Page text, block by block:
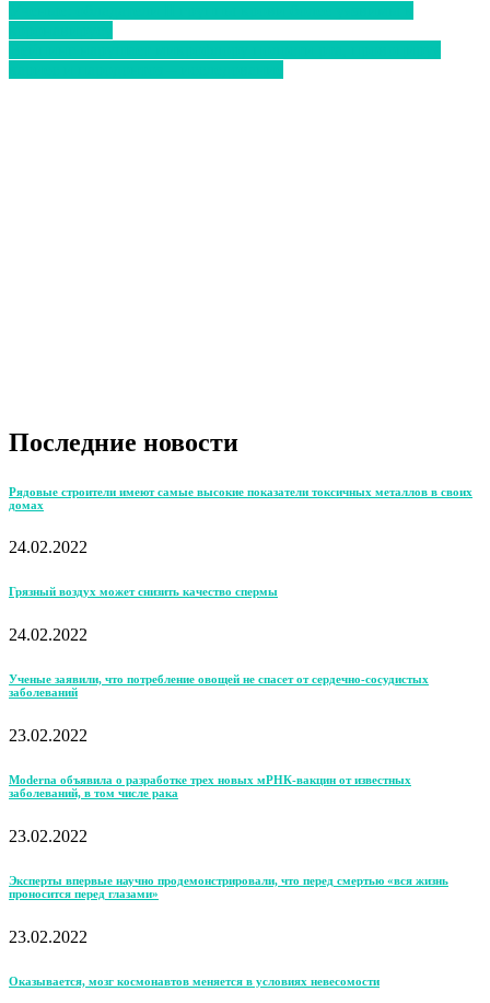
Последние новости
Рядовые строители имеют самые высокие показатели токсичных металлов в своих
домах
24.02.2022
Грязный воздух может снизить качество спермы
24.02.2022
Ученые заявили, что потребление овощей не спасет от сердечно-сосудистых
заболеваний
23.02.2022
Moderna объявила о разработке трех новых мРНК-вакцин от известных
заболеваний, в том числе рака
23.02.2022
Эксперты впервые научно продемонстрировали, что перед смертью «вся жизнь
проносится перед глазами»
23.02.2022
Оказывается, мозг космонавтов меняется в условиях невесомости